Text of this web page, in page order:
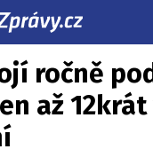
ročně
až 12krát